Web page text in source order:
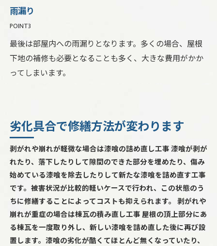
雨漏り
POINT3
最後は部屋内への雨漏りとなります。多くの場合、屋根
下地の補修も必要となることも多く、大きな費用がかか
ってしまいます。
剥がれや崩れが軽微な場合は漆喰の詰め直し工事 漆喰が剥が
れたり、落下したりして隙間のできた部分を埋めたり、傷み
始めている漆喰を除去したりして新たな漆喰を詰め直す工事
です。被害状況が比較的軽いケースで行われ、この状態のう
ちに修繕することによってコストも抑えられます。 剥がれや
崩れが重症の場合は棟瓦の積み直し工事 屋根の頂上部分にあ
る棟瓦を一度取り外し、新しい漆喰を詰め直した後に再び設
置します。漆喰の劣化が酷くてほとんど無くなっていたり、
劣化具合で修繕方法が変わります